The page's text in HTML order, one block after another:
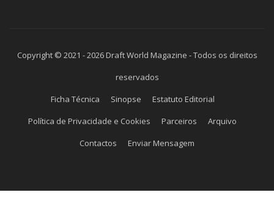
Copyright © 2021 - 2026 Draft World Magazine - Todos os direitos
reservados
Ficha Técnica
Sinopse
Estatuto Editorial
Política de Privacidade e Cookies
Parceiros
Arquivo
Contactos
Enviar Mensagem